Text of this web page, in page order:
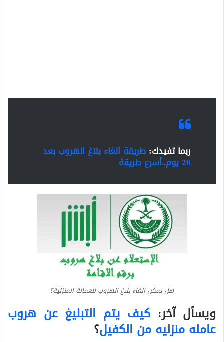
ربما تفيدك: طريقة الغاء بلاغ الهروب بعد
20 يوم..أسرع طريقة
هل يمكن الغاء بلاغ الهروب للعمالة المنزلية؟
ويسأل آخر: كيف يتم التبليغ عن هروب
عامله منزليه من الكفيل؟